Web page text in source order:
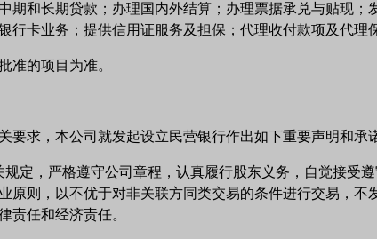
期和长期贷款；办理国内外结算；办理票据承兑与贴现
行卡业务；提供信用证服务及担保；代理收付款项及代
准的项目为准。
要求，本公司就发起设立民营银行作出如下重要声明和承
定，严格遵守公司章程，认真履行股东义务，自觉接受
原则，以不优于对非关联方同类交易的条件进行交易，
责任和经济责任。